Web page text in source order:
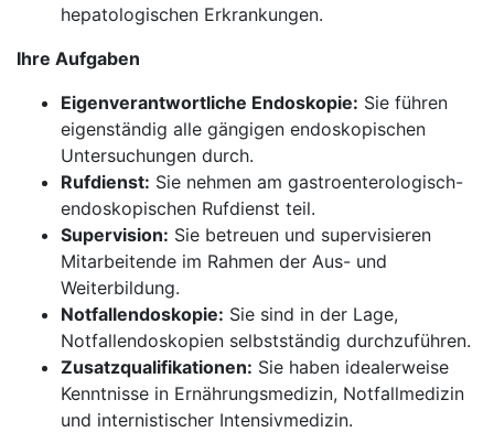
hepatologischen Erkrankungen.
Ihre Aufgaben
Eigenverantwortliche Endoskopie: Sie führen
eigenständig alle gängigen endoskopischen
Untersuchungen durch.
Rufdienst: Sie nehmen am gastroenterologisch-
endoskopischen Rufdienst teil.
Supervision: Sie betreuen und supervisieren
Mitarbeitende im Rahmen der Aus- und
Weiterbildung.
Notfallendoskopie: Sie sind in der Lage,
Notfallendoskopien selbstständig durchzuführen.
Zusatzqualifikationen: Sie haben idealerweise
Kenntnisse in Ernährungsmedizin, Notfallmedizin
und internistischer Intensivmedizin.